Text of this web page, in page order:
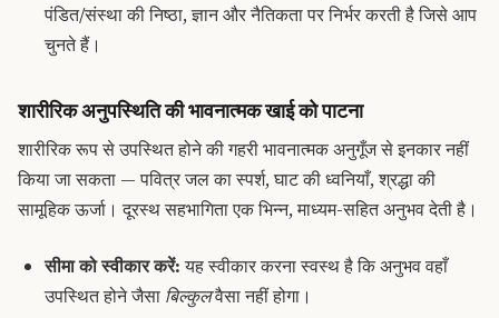
पंडित/संस्था की निष्ठा, ज्ञान और नैतिकता पर निर्भर करती है जिसे आप
चुनते हैं।
शारीरिक अनुपस्थिति की भावनात्मक खाई को पाटना
शारीरिक रूप से उपस्थित होने की गहरी भावनात्मक अनुगूँज से इनकार नहीं
किया जा सकता — पवित्र जल का स्पर्श, घाट की ध्वनियाँ, श्रद्धा की
सामूहिक ऊर्जा। दूरस्थ सहभागिता एक भिन्न, माध्यम-सहित अनुभव देती है।
सीमा को स्वीकार करें:यह स्वीकार करना स्वस्थ है कि अनुभव वहाँ
उपस्थित होने जैसा बिल्कुलवैसा नहीं होगा।